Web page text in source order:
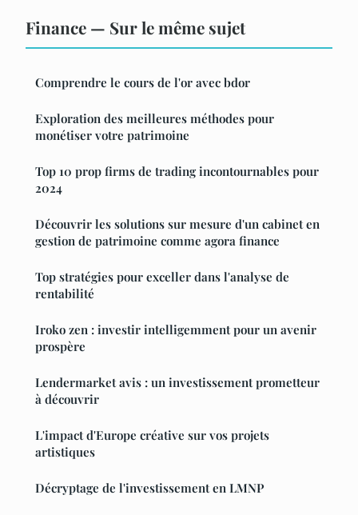
Finance — Sur le même sujet
Comprendre le cours de l'or avec bdor
Exploration des meilleures méthodes pour
monétiser votre patrimoine
Top 10 prop firms de trading incontournables pour
2024
Découvrir les solutions sur mesure d'un cabinet en
gestion de patrimoine comme agora finance
Top stratégies pour exceller dans l'analyse de
rentabilité
Iroko zen : investir intelligemment pour un avenir
prospère
Lendermarket avis : un investissement prometteur
à découvrir
L'impact d'Europe créative sur vos projets
artistiques
Décryptage de l'investissement en LMNP